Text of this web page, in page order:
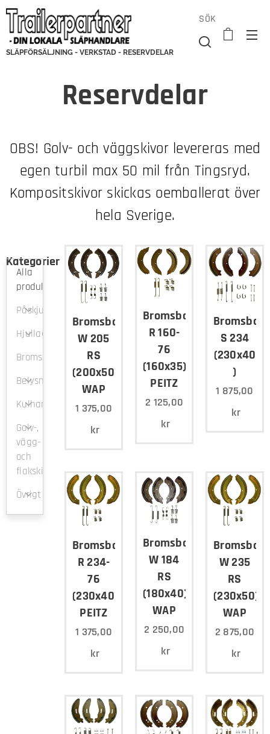
SLÄPFÖRSÄLJNING - VERKSTAD - RESERVDELAR
SÖK
Reservdelar
OBS! Golv- och väggskivor levereras med
egen turbil max 50 mil från Tingsryd.
Kompositskivor skickas oemballerat över
hela Sverige.
Kategorier
Alla
produkter
Påskjutsbroms
Hjullager
Bromsbackar
Belysning
Kulhandske
Golv-,
vägg-
och
flakskivor
Övrigt
Bromsbacksats
W 205
RS
(200x50)
WAP
1 375,00
kr
Bromsbacksats
R 160-
76
(160x35)
PEITZ
2 125,00
kr
S 234
(230x40
)
1 875,00
kr
Bromsbacksats
R 234-
76
(230x40)
PEITZ
1 375,00
kr
Bromsbacksats
W 184
RS
(180x40)
WAP
2 250,00
kr
W 235
RS
(230x50)
WAP
2 875,00
kr